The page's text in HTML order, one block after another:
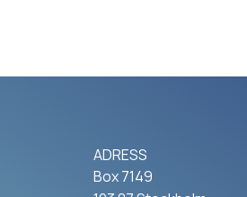
ADRESS
Box 7149